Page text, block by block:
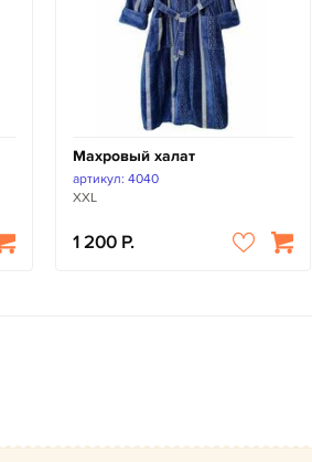
Махровый халат
артикул: 4040
XXL
1 200